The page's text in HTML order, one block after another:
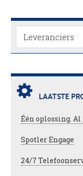
LAATSTE
Één oplossing.
Spotler Engage
24/7